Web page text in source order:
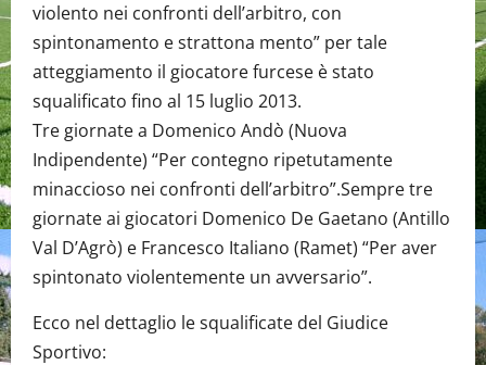
violento nei confronti dell’arbitro, con
spintonamento e strattona mento” per tale
atteggiamento il giocatore furcese è stato
squalificato fino al 15 luglio 2013.
Tre giornate a Domenico Andò (Nuova
Indipendente) “Per contegno ripetutamente
minaccioso nei confronti dell’arbitro”.Sempre tre
giornate ai giocatori Domenico De Gaetano (Antillo
Val D’Agrò) e Francesco Italiano (Ramet) “Per aver
spintonato violentemente un avversario”.
Ecco nel dettaglio le squalificate del Giudice
Sportivo: